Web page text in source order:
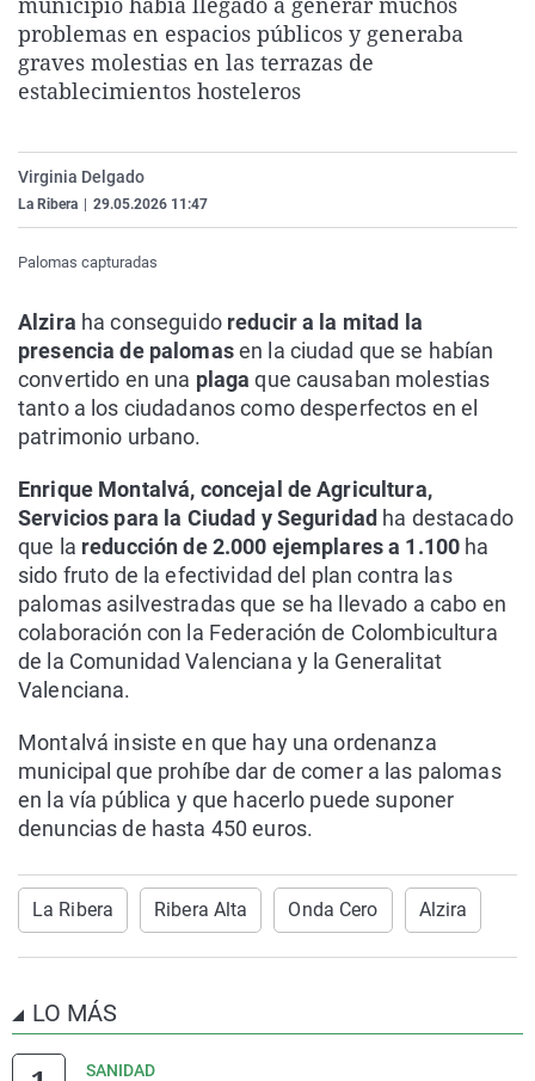
La rosa de los vientos
Gente viajera
Caso
Retornados
Extremadura
Galicia
Virales
Televisión
problemas en espacios públicos y generaba
graves molestias en las terrazas de
establecimientos hosteleros
Virginia Delgado
La Ribera 29.05.2026 11:47
Palomas capturadas
Alzira ha conseguido reducir a la mitad la
presencia de palomasen la ciudad que se habían
convertido en una plagaque causaban molestias
tanto a los ciudadanos como desperfectos en el
patrimonio urbano.
Enrique Montalvá, concejal de Agricultura,
Servicios para la Ciudad y Seguridad ha destacado
que la reducción de 2.000 ejemplares a 1.100 ha
sido fruto de la efectividad del plan contra las
palomas asilvestradas que se ha llevado a cabo en
colaboración con la Federación de Colombicultura
de la Comunidad Valenciana y la Generalitat
Valenciana.
Montalvá insiste en que hay una ordenanza
municipal que prohíbe dar de comer a las palomas
en la vía pública y que hacerlo puede suponer
denuncias de hasta 450 euros.
La Ribera Ribera Alta Onda Cero Alzira
LO MÁS
SANIDAD